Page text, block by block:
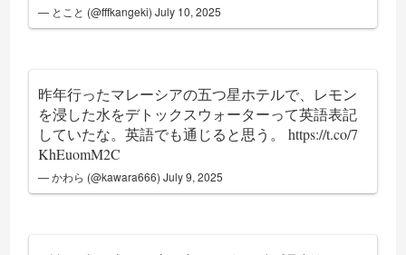
— とこと (@fffkangeki)July 10, 2025
昨年行ったマレーシアの五つ星ホテルで、レモン
を浸した水をデトックスウォーターって英語表記
していたな。英語でも通じると思う。https://t.co/7
KhEuomM2C
— かわら (@kawara666)July 9, 2025